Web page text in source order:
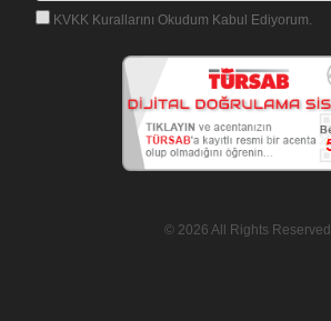
KVKK Kurallarını Okudum Kabul Ediyorum.
© 2026 All Rights Reserved.